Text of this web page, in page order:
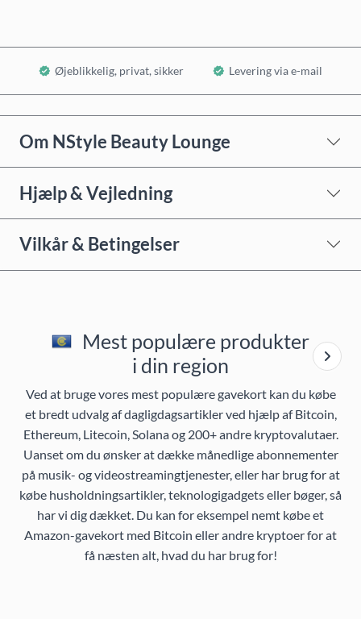
Øjeblikkelig, privat, sikker Levering via e-mail
Om NStyle Beauty Lounge
Hjælp & Vejledning
Vilkår & Betingelser
Mest populære produkter
i din region
Ved at bruge vores mest populære gavekort kan du købe
et bredt udvalg af dagligdagsartikler ved hjælp af Bitcoin,
Ethereum, Litecoin, Solana og 200+ andre kryptovalutaer.
Uanset om du ønsker at dække månedlige abonnementer
på musik- og videostreamingtjenester, eller har brug for at
købe husholdningsartikler, teknologigadgets eller bøger, så
har vi dig dækket. Du kan for eksempel nemt købe et
Amazon-gavekort med Bitcoin eller andre kryptoer for at
få næsten alt, hvad du har brug for!